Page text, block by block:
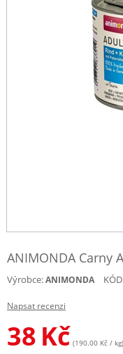
ANIMONDA Carny
Výrobce:ANIMONDA
Napsat recenzi
38 Kč (190.00 Kč / kg)